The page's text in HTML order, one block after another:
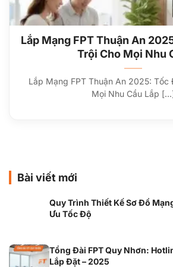
Lắp Mạng FPT Thuận An
Trội Cho Mọi Nhu
Lắp Mạng FPT Thuận An 2025: Tốc
Mọi Nhu Cầu Lắp
Bài viết mới
Quy Trình Thiết Kế Sơ Đồ
Ưu Tốc Độ
Tổng Đài FPT Quy Nhơn:
Lắp Đặt – 2025